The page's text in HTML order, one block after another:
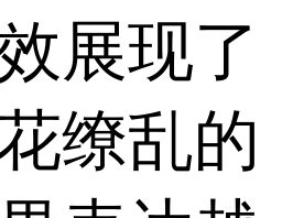
展现了
缭乱的